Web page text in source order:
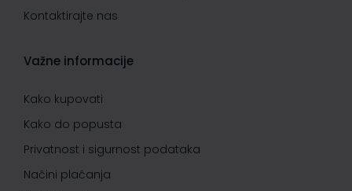
Kontaktirajte nas
Važne informacije
Kako kupovati
Kako do popusta
Privatnost i sigurnost podataka
Načini plaćanja